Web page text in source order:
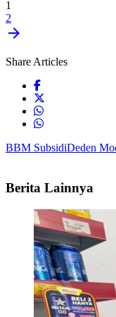
1
2
arrow_forward
Share Articles
BBM SubsidiDeden
Berita Lainnya